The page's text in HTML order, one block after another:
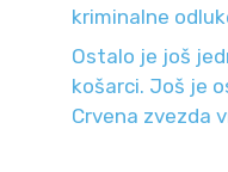
kriminalne
Ostalo je još
košarci. Još je
Crvena zvezda